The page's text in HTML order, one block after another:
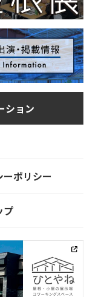
ション
ポリシー
プ